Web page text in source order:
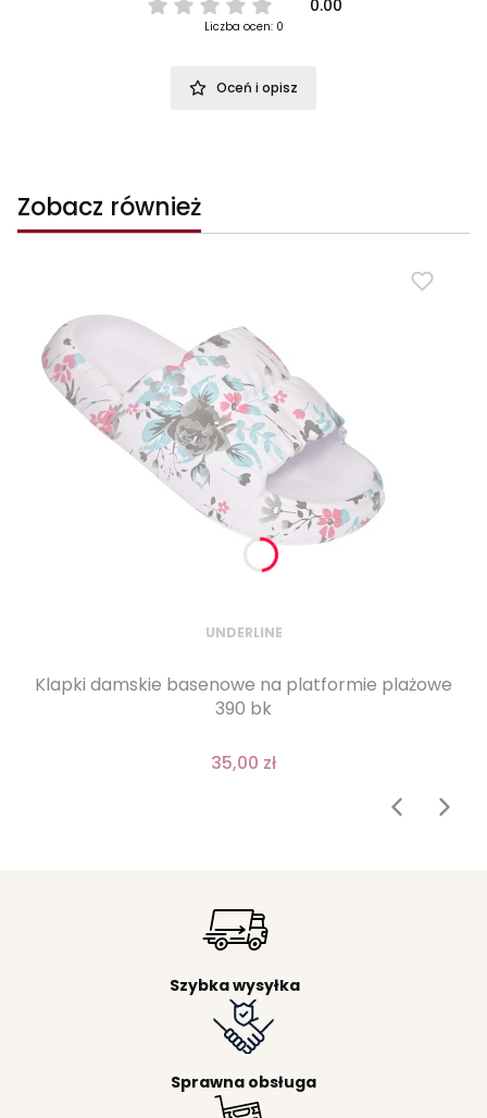
0.00
Liczba ocen: 0
Oceń i opisz
Zobacz również
UNDERLINE
Klapki damskie basenowe na platformie plażowe
390 bk
35,00 zł
Szybka wysyłka
Sprawna obsługa